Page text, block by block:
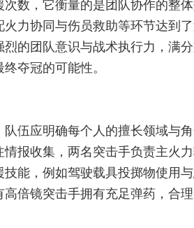
数，它衡量的是团队协作的整
力协同与伤员救助等环节达到
的团队意识与战术执行力，满
夺冠的可能性。
伍应明确每个人的擅长领域与
报收集，两名突击手负责主火
能，例如驾驶载具投掷物使用
倍镜突击手拥有充足弹药，合